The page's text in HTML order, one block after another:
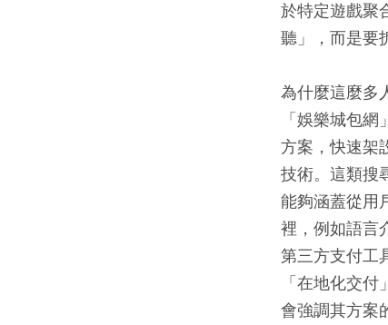
於特定遊戲聚
聽」，而是要
為什麼這麼多
「娛樂城包
方案，快速架
技術。這類搜
能夠涵蓋從用
裡，例如語言
第三方支付工
「在地化交
會強調其方案